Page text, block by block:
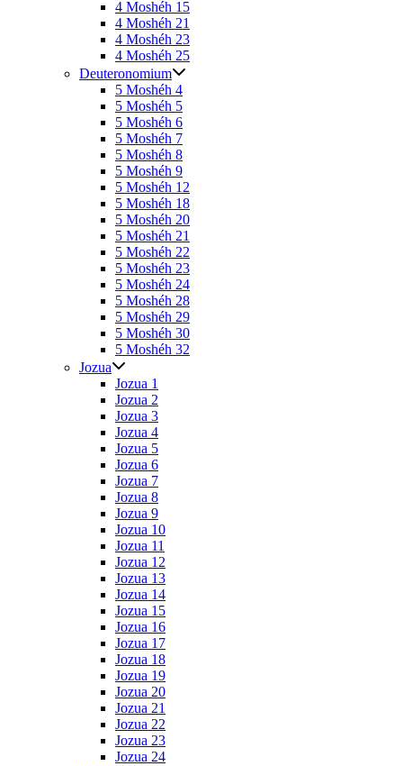
4 Moshéh 15
4 Moshéh 21
4 Moshéh 23
4 Moshéh 25
Deuteronomium
5 Moshéh 4
5 Moshéh 5
5 Moshéh 6
5 Moshéh 7
5 Moshéh 8
5 Moshéh 9
5 Moshéh 12
5 Moshéh 18
5 Moshéh 20
5 Moshéh 21
5 Moshéh 22
5 Moshéh 23
5 Moshéh 24
5 Moshéh 28
5 Moshéh 29
5 Moshéh 30
5 Moshéh 32
Jozua
Jozua 1
Jozua 2
Jozua 3
Jozua 4
Jozua 5
Jozua 6
Jozua 7
Jozua 8
Jozua 9
Jozua 10
Jozua 11
Jozua 12
Jozua 13
Jozua 14
Jozua 15
Jozua 16
Jozua 17
Jozua 18
Jozua 19
Jozua 20
Jozua 21
Jozua 22
Jozua 23
Jozua 24